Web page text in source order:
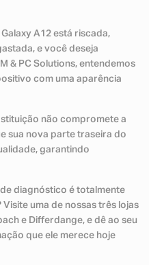
A12 está riscada,
e você deseja
& PC Solutions, entendemos
com uma aparência
não compromete a
sua nova parte traseira do
garantindo
diagnóstico é totalmente
uma de nossas três lojas
e Differdange, e dê ao seu
que ele merece hoje